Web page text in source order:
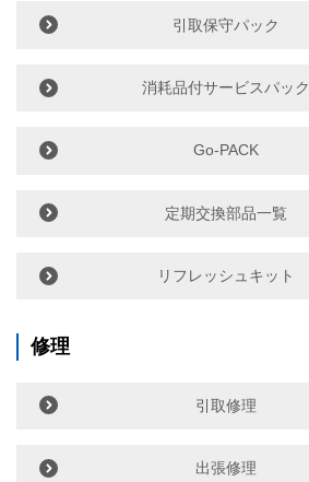
引取保守パック
消耗品付サービスパック
Go-PACK
定期交換部品一覧
リフレッシュキット
修理
引取修理
出張修理